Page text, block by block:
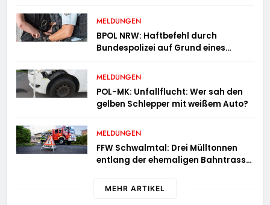
MELDUNGEN
BPOL NRW: Haftbefehl durch
Bundespolizei auf Grund eines
MELDUNGEN
POL-MK: Unfallflucht: Wer sah den
gelben Schlepper mit weißem Auto?
MELDUNGEN
FFW Schwalmtal: Drei Mülltonnen
entlang der ehemaligen Bahntrasse
MEHR ARTIKEL